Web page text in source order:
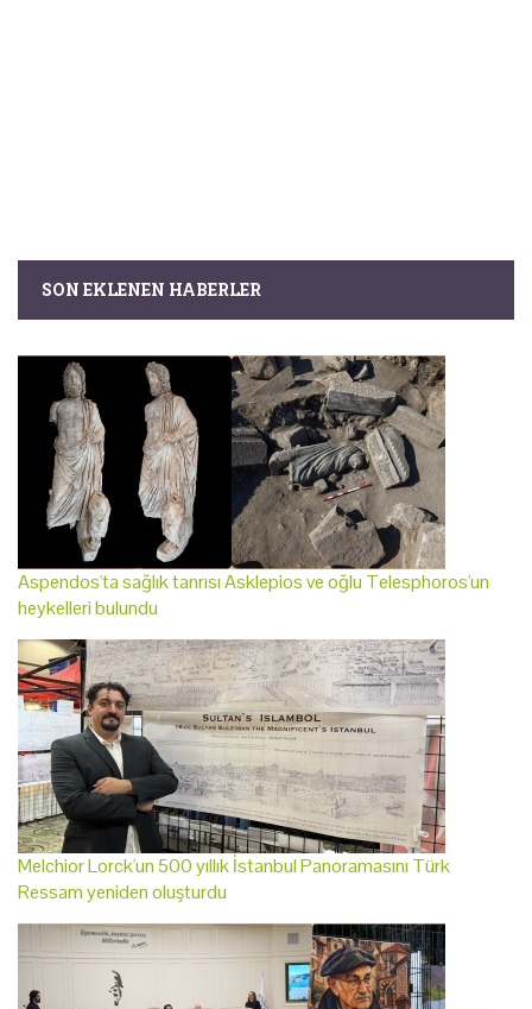
SON EKLENEN HABERLER
Aspendos'ta sağlık tanrısı Asklepios ve oğlu Telesphoros'un
heykelleri bulundu
Melchior Lorck'un 500 yıllık İstanbul Panoramasını Türk
Ressam yeniden oluşturdu